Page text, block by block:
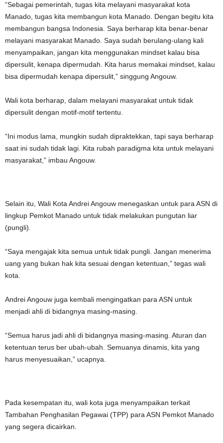
“Sebagai pemerintah, tugas kita melayani masyarakat kota
Manado, tugas kita membangun kota Manado. Dengan begitu kita
membangun bangsa Indonesia. Saya berharap kita benar-benar
melayani masyarakat Manado. Saya sudah berulang-ulang kali
menyampaikan, jangan kita menggunakan mindset kalau bisa
dipersulit, kenapa dipermudah. Kita harus memakai mindset, kalau
bisa dipermudah kenapa dipersulit,” singgung Angouw.
Wali kota berharap, dalam melayani masyarakat untuk tidak
dipersulit dengan motif-motif tertentu.
“Ini modus lama, mungkin sudah dipraktekkan, tapi saya berharap
saat ini sudah tidak lagi. Kita rubah paradigma kita untuk melayani
masyarakat,” imbau Angouw.
Selain itu, Wali Kota Andrei Angouw menegaskan untuk para ASN di
lingkup Pemkot Manado untuk tidak melakukan pungutan liar
(pungli).
“Saya mengajak kita semua untuk tidak pungli. Jangan menerima
uang yang bukan hak kita sesuai dengan ketentuan,” tegas wali
kota.
Andrei Angouw juga kembali mengingatkan para ASN untuk
menjadi ahli di bidangnya masing-masing.
“Semua harus jadi ahli di bidangnya masing-masing. Aturan dan
ketentuan terus ber ubah-ubah. Semuanya dinamis, kita yang
harus menyesuaikan,” ucapnya.
Pada kesempatan itu, wali kota juga menyampaikan terkait
Tambahan Penghasilan Pegawai (TPP) para ASN Pemkot Manado
yang segera dicairkan.